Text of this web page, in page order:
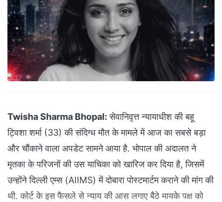
Twisha Sharma Bhopal: सेवानिवृत्त न्यायाधीश की बहू
ट्विशा शर्मा (33) की संदिग्ध मौत के मामले में आज का सबसे बड़ा
और चौंकाने वाला अपडेट सामने आया है. भोपाल की अदालत ने
मृतका के परिजनों की उस याचिका को खारिज कर दिया है, जिसमें
उन्होंने दिल्ली एम्स (AIIMS) में दोबारा पोस्टमार्टम कराने की मांग की
थी. कोर्ट के इस फैसले से न्याय की आस लगाए बैठे मायके पक्ष को